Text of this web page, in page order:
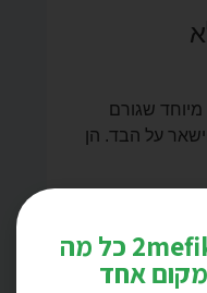
מיוחד שגורם
על הבד. הן
מהר ולא
האפליקציה של 2mefikim כל מה
אחד